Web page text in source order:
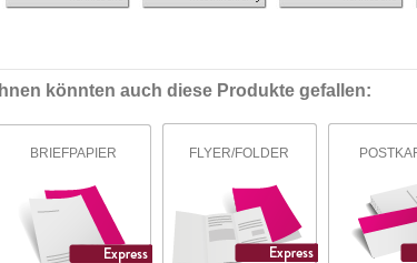
Ihnen könnten auch diese Produkte gefallen:
BRIEFPAPIER FLYER/FOLDER